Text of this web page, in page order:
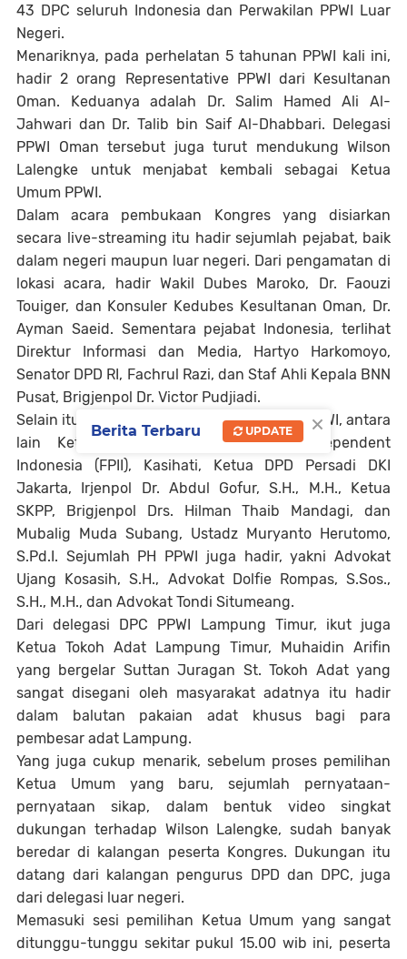
43 DPC seluruh Indonesia dan Perwakilan PPWI Luar
Negeri.
Menariknya, pada perhelatan 5 tahunan PPWI kali ini,
hadir 2 orang Representative PPWI dari Kesultanan
Oman. Keduanya adalah Dr. Salim Hamed Ali Al-
Jahwari dan Dr. Talib bin Saif Al-Dhabbari. Delegasi
PPWI Oman tersebut juga turut mendukung Wilson
Lalengke untuk menjabat kembali sebagai Ketua
Umum PPWI.
Dalam acara pembukaan Kongres yang disiarkan
secara live-streaming itu hadir sejumlah pejabat, baik
dalam negeri maupun luar negeri. Dari pengamatan di
lokasi acara, hadir Wakil Dubes Maroko, Dr. Faouzi
Touiger, dan Konsuler Kedubes Kesultanan Oman, Dr.
Ayman Saeid. Sementara pejabat Indonesia, terlihat
Direktur Informasi dan Media, Hartyo Harkomoyo,
Senator DPD RI, Fachrul Razi, dan Staf Ahli Kepala BNN
Pusat, Brigjenpol Dr. Victor Pudjiadi.
Selain itu, hadir juga beberapa mitra kerja PPWI, antara
lain Ketua Presidium Forum Pers Independent
Indonesia (FPII), Kasihati, Ketua DPD Persadi DKI
Jakarta, Irjenpol Dr. Abdul Gofur, S.H., M.H., Ketua
SKPP, Brigjenpol Drs. Hilman Thaib Mandagi, dan
Mubalig Muda Subang, Ustadz Muryanto Herutomo,
S.Pd.I. Sejumlah PH PPWI juga hadir, yakni Advokat
Ujang Kosasih, S.H., Advokat Dolfie Rompas, S.Sos.,
S.H., M.H., dan Advokat Tondi Situmeang.
Dari delegasi DPC PPWI Lampung Timur, ikut juga
Ketua Tokoh Adat Lampung Timur, Muhaidin Arifin
yang bergelar Suttan Juragan St. Tokoh Adat yang
sangat disegani oleh masyarakat adatnya itu hadir
dalam balutan pakaian adat khusus bagi para
pembesar adat Lampung.
Yang juga cukup menarik, sebelum proses pemilihan
Ketua Umum yang baru, sejumlah pernyataan-
pernyataan sikap, dalam bentuk video singkat
dukungan terhadap Wilson Lalengke, sudah banyak
beredar di kalangan peserta Kongres. Dukungan itu
datang dari kalangan pengurus DPD dan DPC, juga
dari delegasi luar negeri.
Memasuki sesi pemilihan Ketua Umum yang sangat
ditunggu-tunggu sekitar pukul 15.00 wib ini, peserta
×
Berita Terbaru UPDATE